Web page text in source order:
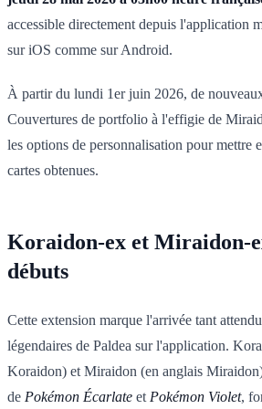
accessible directement depuis l'application
sur iOS comme sur Android.
À partir du lundi 1er juin 2026, de
Couvertures de portfolio à l'effigie de
les options de personnalisation pour mettre
cartes obtenues.
Koraidon-ex et Miraidon-
débuts
Cette extension marque l'arrivée tant
légendaires de Paldea sur l'application.
Koraidon) et Miraidon (en anglais
de Pokémon Écarlate et Pokémon Violet,